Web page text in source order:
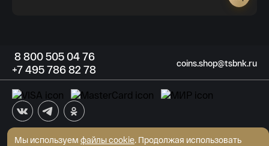
8800 50504 76
+7495 78682 78 coins.shop@tsbnk.ru
АКБ "Трансстройбанк" (АО)
Мы используем файлы cookie. Продолжая использовать